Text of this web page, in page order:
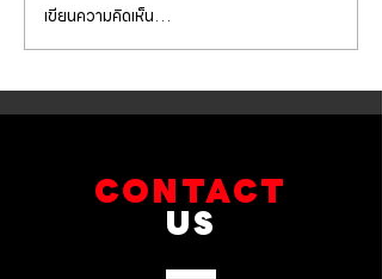
Honda Civic FC (ATS
CALIPER) เปลี่ยนกรองอากศ
RAEMCO เปลี่ยนผ้าเบรก
Nexzter Mu spec
เขียนความคิดเห็น…
CONTACT
US